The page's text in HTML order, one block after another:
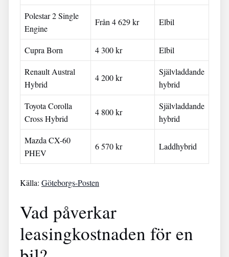
Polestar 2 Single
Engine
Från 4 629 kr Elbil
Cupra Born 4 300 kr
Elbil
Renault Austral
Hybrid
4 200 kr
Självladdande
hybrid
Toyota Corolla
Cross Hybrid
4 800 kr
Självladdande
hybrid
Mazda CX-60
PHEV
6 570 kr Laddhybrid
Källa: Göteborgs-Posten
Vad påverkar
leasingkostnaden för en